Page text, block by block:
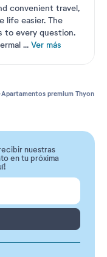
convenient travel,
life easier. The
to every question.
... Ver más
Apartamentos premium Thyon
nuestras
en tu próxima